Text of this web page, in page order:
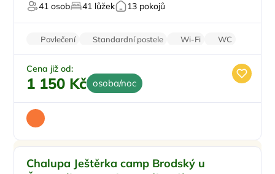
U lyžařského střediska
41 osob 41 lůžek 13 pokojů
Povlečení Standardní postele Wi-Fi
WC
Zvířata povolena
Cena již od:
1 150 Kč osoba/noc
Venkovní bazén
Chalupa Ještěrka camp Brodský u